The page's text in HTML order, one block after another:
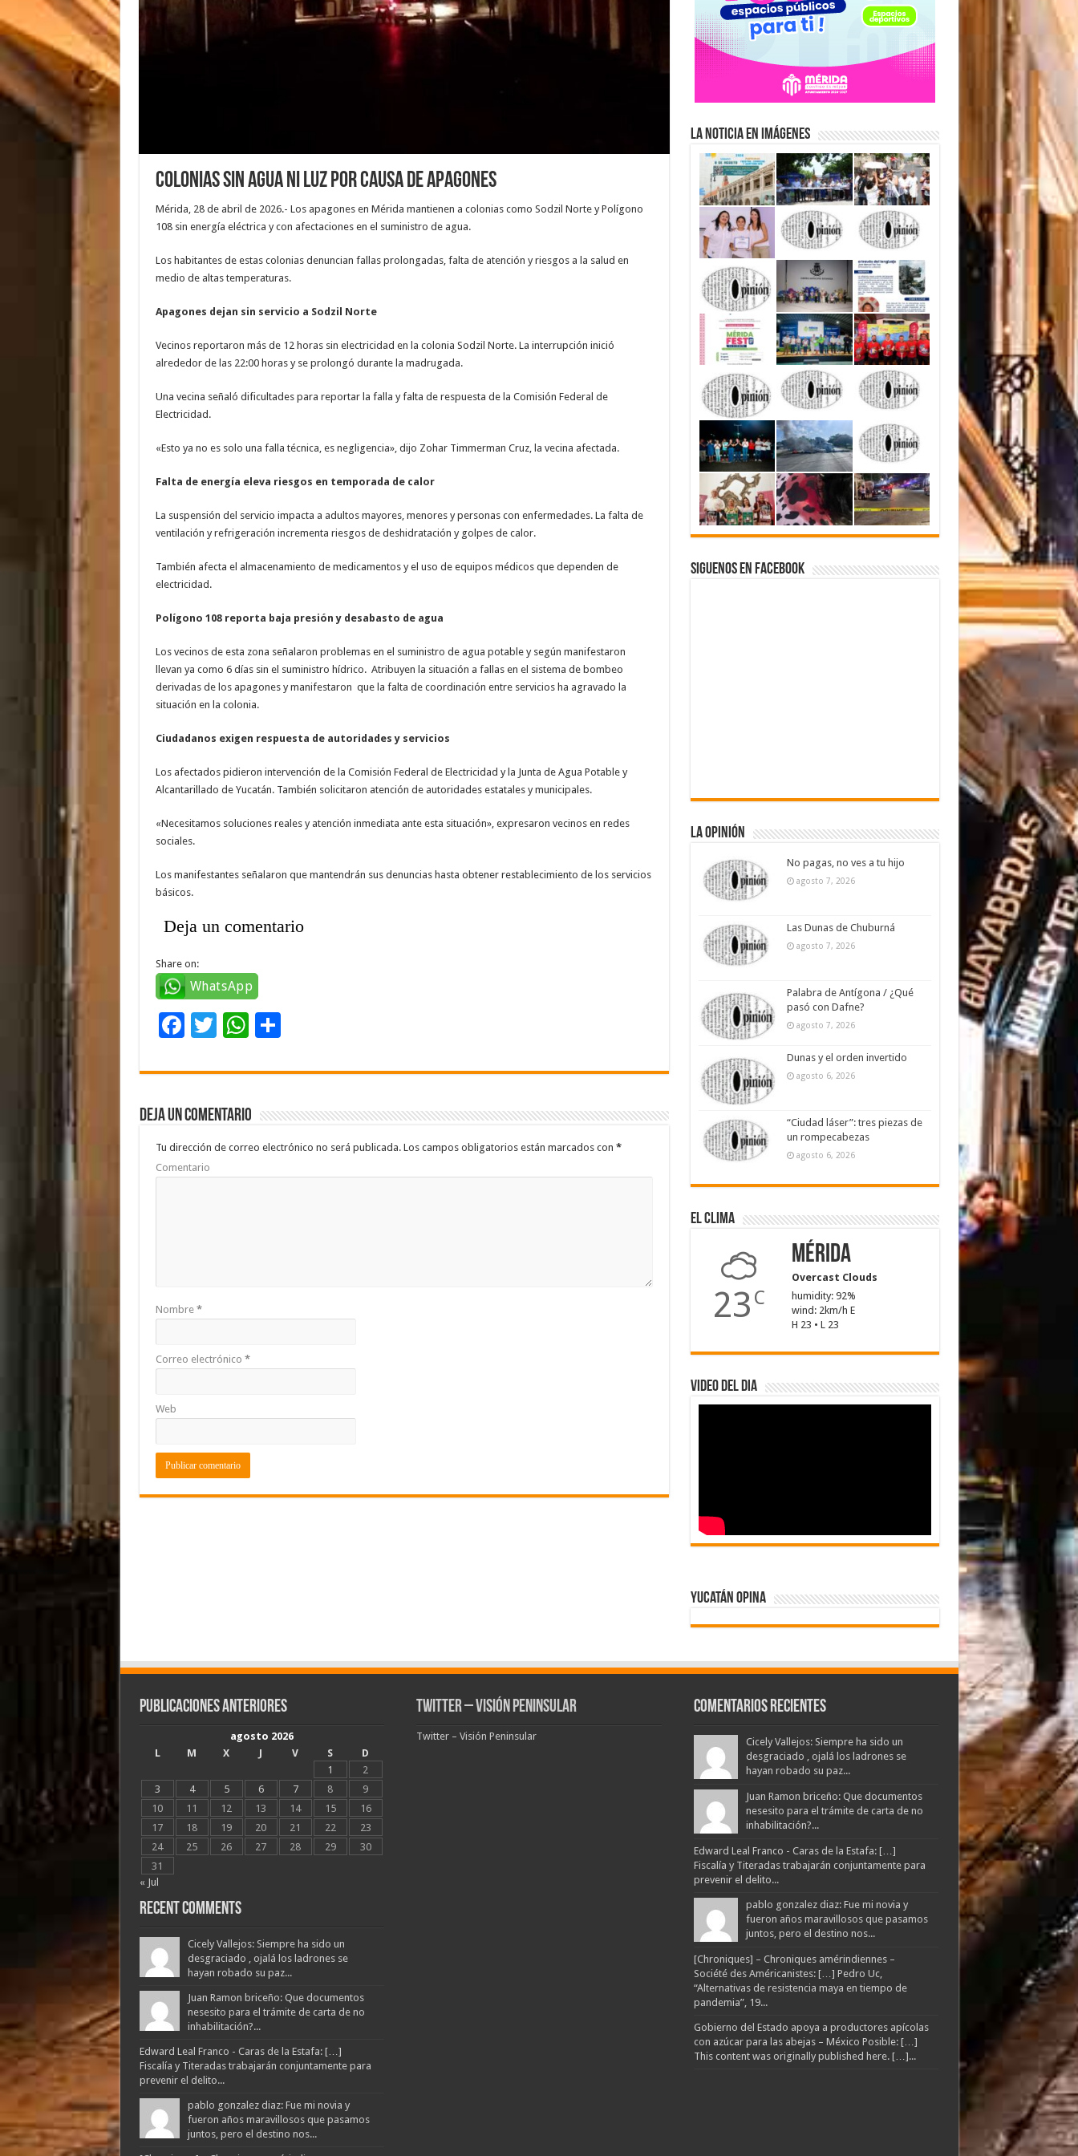
Colonias sin agua ni luz por causa de apagones
Mérida, 28 de abril de 2026.- Los apagones en Mérida mantienen a colonias como Sodzil Norte y Polígono
108 sin energía eléctrica y con afectaciones en el suministro de agua.
Los habitantes de estas colonias denuncian fallas prolongadas, falta de atención y riesgos a la salud en
medio de altas temperaturas.
Apagones dejan sin servicio a Sodzil Norte
Vecinos reportaron más de 12 horas sin electricidad en la colonia Sodzil Norte. La interrupción inició
alrededor de las 22:00 horas y se prolongó durante la madrugada.
Una vecina señaló dificultades para reportar la falla y falta de respuesta de la Comisión Federal de
Electricidad.
«Esto ya no es solo una falla técnica, es negligencia», dijo Zohar Timmerman Cruz, la vecina afectada.
Falta de energía eleva riesgos en temporada de calor
La suspensión del servicio impacta a adultos mayores, menores y personas con enfermedades. La falta de
ventilación y refrigeración incrementa riesgos de deshidratación y golpes de calor.
También afecta el almacenamiento de medicamentos y el uso de equipos médicos que dependen de
electricidad.
Polígono 108 reporta baja presión y desabasto de agua
Los vecinos de esta zona señalaron problemas en el suministro de agua potable y según manifestaron
llevan ya como 6 días sin el suministro hídrico. Atribuyen la situación a fallas en el sistema de bombeo
derivadas de los apagones y manifestaron que la falta de coordinación entre servicios ha agravado la
situación en la colonia.
Ciudadanos exigen respuesta de autoridades y servicios
Los afectados pidieron intervención de la Comisión Federal de Electricidad y la Junta de Agua Potable y
Alcantarillado de Yucatán. También solicitaron atención de autoridades estatales y municipales.
«Necesitamos soluciones reales y atención inmediata ante esta situación», expresaron vecinos en redes
sociales.
Los manifestantes señalaron que mantendrán sus denuncias hasta obtener restablecimiento de los servicios
básicos.
Deja un comentario
Share on:
WhatsApp
F
e
b
o
o
k
T
tt
er
W
at
sA
p
p
C
m
ar
ti
r
Deja un comentario
Tu dirección de correo electrónico no será publicada.Los campos obligatorios están marcados con *
Comentario
Nombre *
Correo electrónico *
Web
La Noticia en Imágenes
Siguenos en Facebook
La Opinión
No pagas, no ves a tu hijo
agosto 7, 2026
Las Dunas de Chuburná
agosto 7, 2026
Palabra de Antígona / ¿Qué
pasó con Dafne?
agosto 7, 2026
Dunas y el orden invertido
agosto 6, 2026
“Ciudad láser”: tres piezas de
un rompecabezas
agosto 6, 2026
El Clima
23 C
Mérida
Overcast Clouds
humidity: 92%
wind: 2km/h E
H 23 • L 23
Video del dia
Yucatán Opina
Publicaciones Anteriores
agosto 2026
L
M X J V S
D
1
2
3
4 5 6 7 8
9
10
11 12 13 14 15
16
17
18 19 20 21 22
23
24
25 26 27 28 29
30
31
« Jul
Recent Comments
Cicely Vallejos: Siempre ha sido un
desgraciado , ojalá los ladrones se
hayan robado su paz...
Juan Ramon briceño: Que documentos
nesesito para el trámite de carta de no
inhabilitación?...
Edward Leal Franco - Caras de la Estafa: […]
Fiscalía y Titeradas trabajarán conjuntamente para
prevenir el delito...
pablo gonzalez diaz: Fue mi novia y
fueron años maravillosos que pasamos
juntos, pero el destino nos...
Twitter – Visión Peninsular
Twitter – Visión Peninsular
Comentarios Recientes
Cicely Vallejos: Siempre ha sido un
desgraciado , ojalá los ladrones se
hayan robado su paz...
Juan Ramon briceño: Que documentos
nesesito para el trámite de carta de no
inhabilitación?...
Edward Leal Franco - Caras de la Estafa: […]
Fiscalía y Titeradas trabajarán conjuntamente para
prevenir el delito...
pablo gonzalez diaz: Fue mi novia y
fueron años maravillosos que pasamos
juntos, pero el destino nos...
[Chroniques] – Chroniques amérindiennes –
Société des Américanistes: […] Pedro Uc,
“Alternativas de resistencia maya en tiempo de
pandemia”, 19...
Gobierno del Estado apoya a productores apícolas
con azúcar para las abejas – México Posible: […]
This content was originally published here. […]...